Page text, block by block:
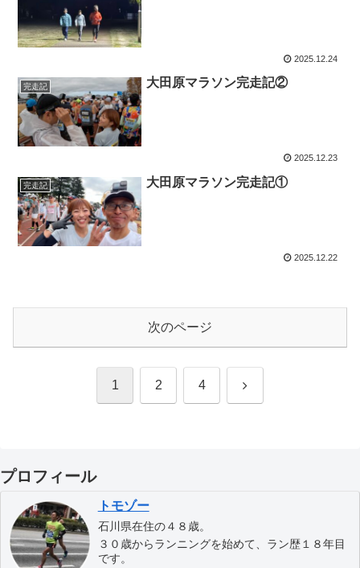
2025.12.24
完走記 大田原マラソン完走記②
2025.12.23
完走記 大田原マラソン完走記①
2025.12.22
次のページ
1 2 4 次
プロフィール
トモゾー
石川県在住の４８歳。
３０歳からランニングを始めて、ラン歴１８年目
です。